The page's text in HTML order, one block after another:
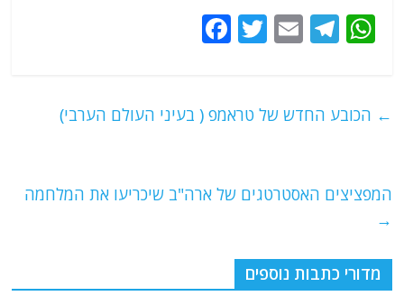
W
s
p
T
g
E
l
T
er
e
o
← הכובע החדש של טראמפ ( בעיני העולם הערבי)
המפציצים האסטרטגים של ארה"ב שיכריעו את המלחמה
→
מדורי כתבות נוספים